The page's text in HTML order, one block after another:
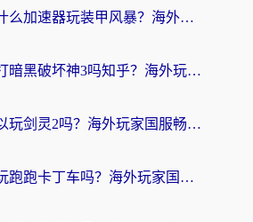
在美国用什么加速器玩装甲风暴？海外玩家亲测有效的国服游戏加速指南
欧洲可以打暗黑破坏神3吗知乎？海外玩家国服游戏加速终极指南
在国外可以玩剑灵2吗？海外玩家国服畅玩终极指南（附永恒之塔明日方舟加速方案）
欧洲可以玩跑跑卡丁车吗？海外玩家国服游戏畅玩终极指南（附QQ炫舞剑网3解决方案）